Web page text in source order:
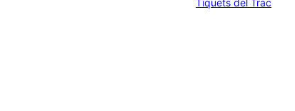
Tiquets del Trac